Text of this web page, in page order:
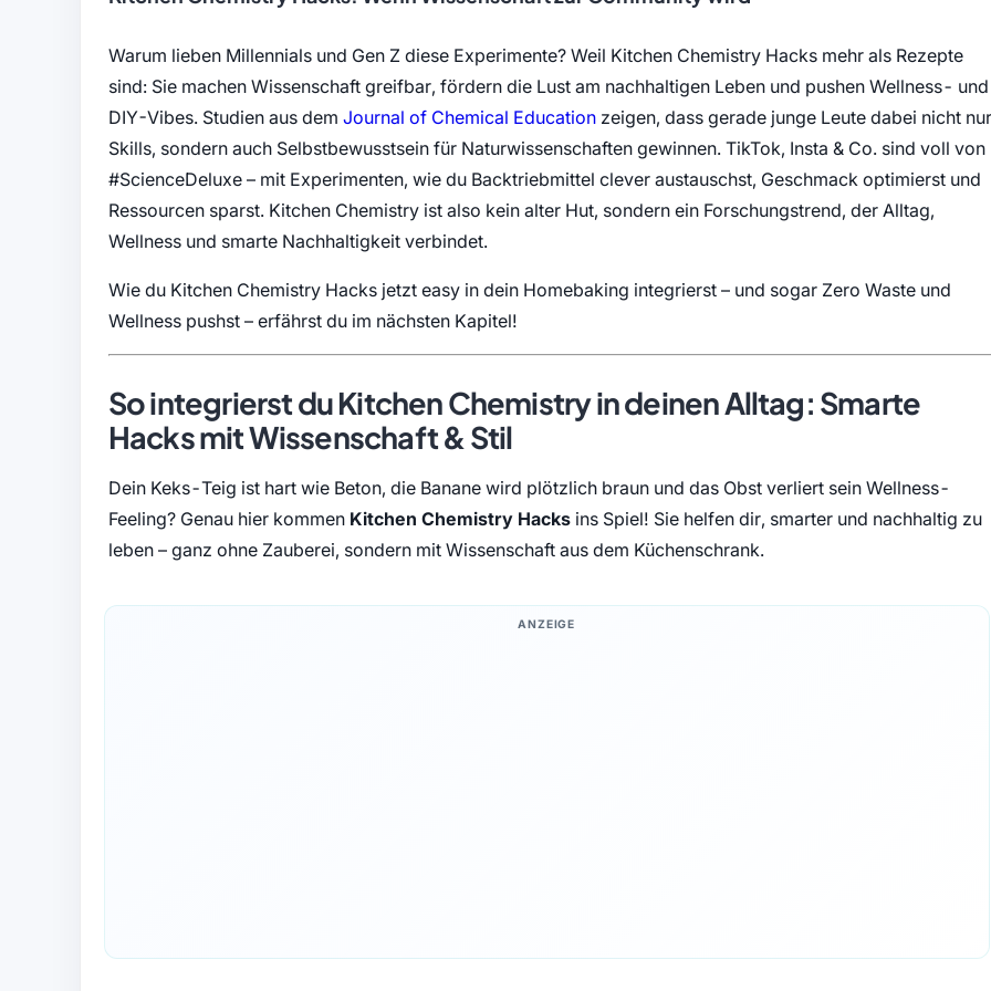
Warum lieben Millennials und Gen Z diese Experimente? Weil Kitchen Chemistry Hacks mehr als Rezepte
sind: Sie machen Wissenschaft greifbar, fördern die Lust am nachhaltigen Leben und pushen Wellness- und
DIY-Vibes. Studien aus dem Journal of Chemical Education(öffnet in neuem Tab)
zeigen, dass gerade junge Leute dabei nicht nur
Skills, sondern auch Selbstbewusstsein für Naturwissenschaften gewinnen. TikTok, Insta & Co. sind voll von
#ScienceDeluxe – mit Experimenten, wie du Backtriebmittel clever austauschst, Geschmack optimierst und
Ressourcen sparst. Kitchen Chemistry ist also kein alter Hut, sondern ein Forschungstrend, der Alltag,
Wellness und smarte Nachhaltigkeit verbindet.
Wie du Kitchen Chemistry Hacks jetzt easy in dein Homebaking integrierst – und sogar Zero Waste und
Wellness pushst – erfährst du im nächsten Kapitel!
So integrierst du Kitchen Chemistry in deinen Alltag: Smarte
Hacks mit Wissenschaft & Stil
Dein Keks-Teig ist hart wie Beton, die Banane wird plötzlich braun und das Obst verliert sein Wellness-
Feeling? Genau hier kommen Kitchen Chemistry Hacksins Spiel! Sie helfen dir, smarter und nachhaltig zu
leben – ganz ohne Zauberei, sondern mit Wissenschaft aus dem Küchenschrank.
ANZEIGE